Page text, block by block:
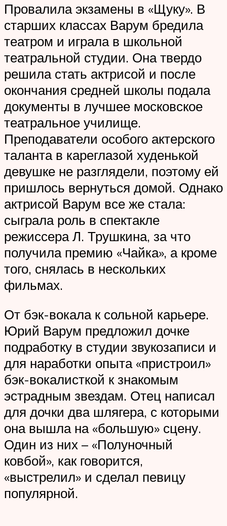
Провалила экзамены в «Щуку». В
старших классах Варум бредила
театром и играла в школьной
театральной студии. Она твердо
решила стать актрисой и после
окончания средней школы подала
документы в лучшее московское
театральное училище.
Преподаватели особого актерского
таланта в кареглазой худенькой
девушке не разглядели, поэтому ей
пришлось вернуться домой. Однако
актрисой Варум все же стала:
сыграла роль в спектакле
режиссера Л. Трушкина, за что
получила премию «Чайка», а кроме
того, снялась в нескольких
фильмах.
От бэк-вокала к сольной карьере.
Юрий Варум предложил дочке
подработку в студии звукозаписи и
для наработки опыта «пристроил»
бэк-вокалисткой к знакомым
эстрадным звездам. Отец написал
для дочки два шлягера, с которыми
она вышла на «большую» сцену.
Один из них – «Полуночный
ковбой», как говорится,
«выстрелил» и сделал певицу
популярной.